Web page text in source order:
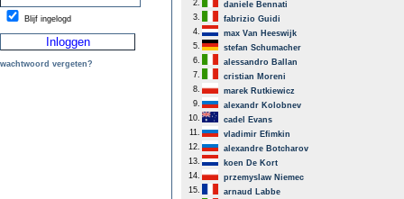
Blijf ingelogd
wachtwoord vergeten?
2.
daniele Bennati
3.
fabrizio Guidi
4.
max Van Heeswijk
5.
stefan Schumacher
6.
alessandro Ballan
7.
cristian Moreni
8.
marek Rutkiewicz
9.
alexandr Kolobnev
10.
cadel Evans
11.
vladimir Efimkin
12.
alexandre Botcharov
13.
koen De Kort
14.
przemyslaw Niemec
15.
arnaud Labbe